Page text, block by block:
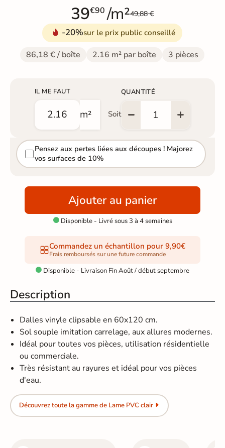
39€90 /m²49,88 €
-20%sur le prix public conseillé
86,18 € / boîte 2.16 m² par boîte 3 pièces
IL ME FAUT
m² Soit
QUANTITÉ
Pensez aux pertes liées aux découpes ! Majorez
vos surfaces de 10%
Ajouter au panier
Disponible - Livré sous 3 à 4 semaines
Commandez un échantillon pour 9,90€
Frais remboursés sur une future commande
 Disponible - Livraison Fin Août / début septembre
Description
Dalles vinyle clipsable en 60x120 cm.
Sol souple imitation carrelage, aux allures modernes.
Idéal pour toutes vos pièces, utilisation résidentielle
ou commerciale.
Très résistant au rayures et idéal pour vos pièces
d'eau.
Découvrez toute la gamme de Lame PVC clair